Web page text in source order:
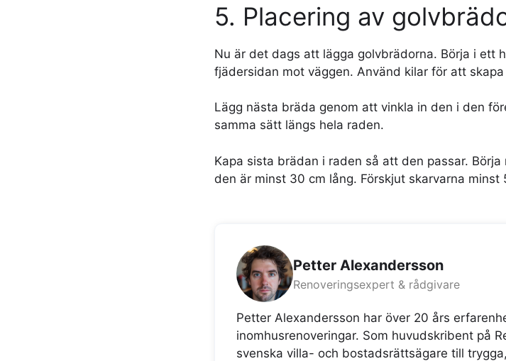
5. Placering av
Nu är det dags att lägga golvbrädorna. Börja i ett
fjädersidan mot väggen. Använd kilar för att
Lägg nästa bräda genom att vinkla in den i den
samma sätt längs hela raden.
Kapa sista brädan i raden så att den passar.
den är minst 30 cm lång. Förskjut skarvarna
Petter Alexandersson
Renoveringsexpert & rådgivare
Petter Alexandersson har över 20 års
inomhusrenoveringar. Som huvudskribent på
svenska villa- och bostadsrättsägare till